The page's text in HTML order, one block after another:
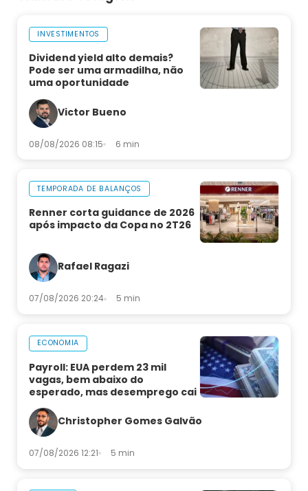
INVESTIMENTOS
Dividend yield alto demais?
Pode ser uma armadilha, não
uma oportunidade
Victor Bueno
08/08/2026 08:15 6 min
TEMPORADA DE BALANÇOS
Renner corta guidance de 2026
após impacto da Copa no 2T26
Rafael Ragazi
07/08/2026 20:24 5 min
ECONOMIA
Payroll: EUA perdem 23 mil
vagas, bem abaixo do
esperado, mas desemprego cai
Christopher Gomes Galvão
07/08/2026 12:21 5 min